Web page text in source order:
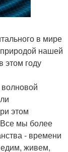
в мире
нашей
этом году
этом
мы более
- времени
едим, живем,